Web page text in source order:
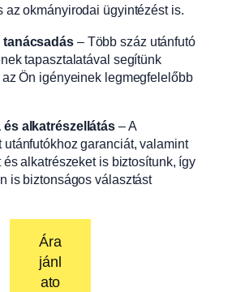
az okmányirodai ügyintézést is.
tanácsadás– Több száz utánfutó
tapasztalatával segítünk
Ön igényeinek legmegfelelőbb
és alkatrészellátás – A
utánfutókhoz garanciát, valamint
és alkatrészeket is biztosítunk, így
is biztonságos választást
Ára
jánl
ato